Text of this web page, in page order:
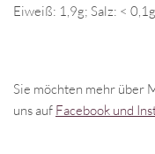
Eiweiß: 1,9g; Salz: < 0,1g
Sie möchten mehr über
uns auf Facebook und